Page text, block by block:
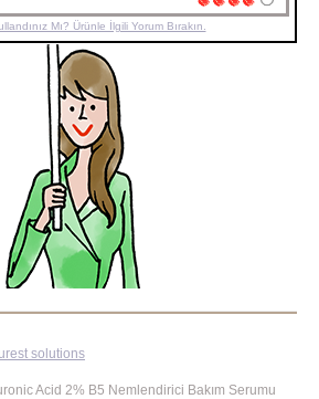
Mı? Ürünle İlgili Yorum Bırakın.
solutions
Acid 2% B5 Nemlendirici Bakım Serumu